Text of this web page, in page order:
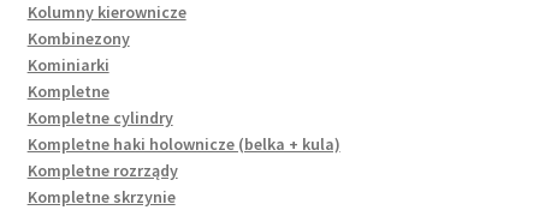
Kolumny kierownicze
Kombinezony
Kominiarki
Kompletne
Kompletne cylindry
Kompletne haki holownicze (belka + kula)
Kompletne rozrządy
Kompletne skrzynie